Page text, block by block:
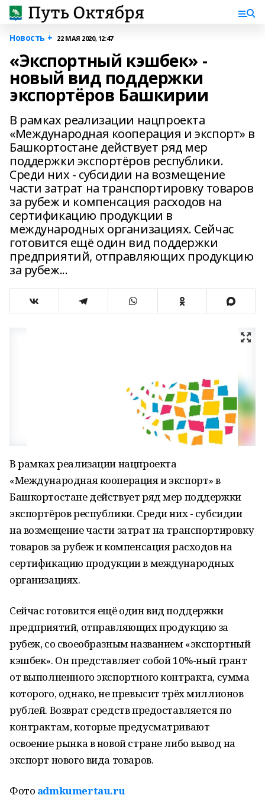
Новость + 22 МАЯ 2020, 12:47
«Экспортный кэшбек» -
новый вид поддержки
экспортёров Башкирии
В рамках реализации нацпроекта
«Международная кооперация и экспорт» в
Башкортостане действует ряд мер
поддержки экспортёров республики.
Среди них - субсидии на возмещение
части затрат на транспортировку товаров
за рубеж и компенсация расходов на
сертификацию продукции в
международных организациях. Сейчас
готовится ещё один вид поддержки
предприятий, отправляющих продукцию
за рубеж...
В рамках реализации нацпроекта
«Международная кооперация и экспорт» в
Башкортостане действует ряд мер поддержки
экспортёров республики. Среди них - субсидии
на возмещение части затрат на транспортировку
товаров за рубеж и компенсация расходов на
сертификацию продукции в международных
организациях.
Сейчас готовится ещё один вид поддержки
предприятий, отправляющих продукцию за
рубеж, со своеобразным названием «экспортный
кэшбек». Он представляет собой 10%-ный грант
от выполненного экспортного контракта, сумма
которого, однако, не превысит трёх миллионов
рублей. Возврат средств предоставляется по
контрактам, которые предусматривают
освоение рынка в новой стране либо вывод на
экспорт нового вида товаров.
Фото admkumertau.ru